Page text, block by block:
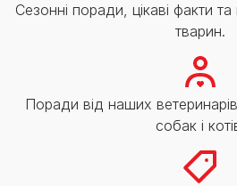
Сезонні поради, цікаві факти
тварин.
Поради від наших ветеринарів
собак і